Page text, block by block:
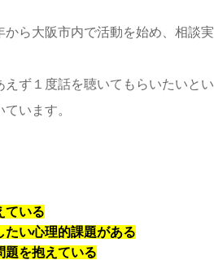
ら大阪市内で活動を始め、相談実
ず１度話を聴いてもらいたいとい
います。
ている
たい心理的課題がある
題を抱えている